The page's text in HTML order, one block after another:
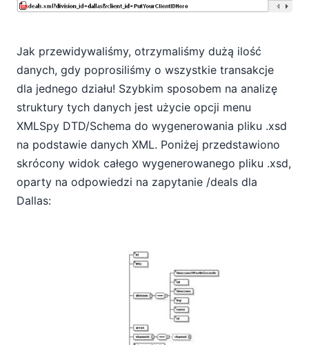
Jak przewidywaliśmy, otrzymaliśmy dużą ilość
danych, gdy poprosiliśmy o wszystkie transakcje
dla jednego działu! Szybkim sposobem na analizę
struktury tych danych jest użycie opcji menu
XMLSpy DTD/Schema do wygenerowania pliku .xsd
na podstawie danych XML. Poniżej przedstawiono
skrócony widok całego wygenerowanego pliku .xsd,
oparty na odpowiedzi na zapytanie /deals dla
Dallas: